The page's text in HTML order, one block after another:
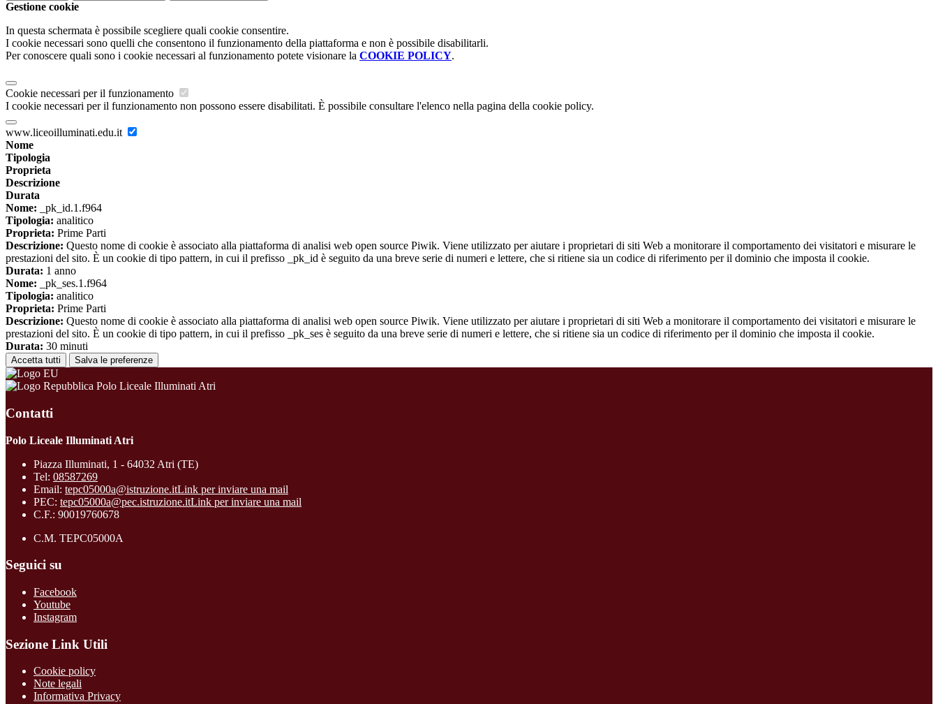
Gestione cookie
In questa schermata è possibile scegliere quali cookie consentire.
I cookie necessari sono quelli che consentono il funzionamento della piattaforma e non è possibile disabilitarli.
Per conoscere quali sono i cookie necessari al funzionamento potete visionare la COOKIE POLICY.
Cookie necessari per il funzionamento
I cookie necessari per il funzionamento non possono essere disabilitati. È possibile consultare l'elenco nella pagina della cookie policy.
www.liceoilluminati.edu.it
Nome
Tipologia
Proprieta
Descrizione
Durata
Nome: _pk_id.1.f964
Tipologia: analitico
Proprieta: Prime Parti
Descrizione: Questo nome di cookie è associato alla piattaforma di analisi web open source Piwik. Viene utilizzato per aiutare i proprietari di siti Web a monitorare il comportamento dei visitatori e misurare le
prestazioni del sito. È un cookie di tipo pattern, in cui il prefisso _pk_id è seguito da una breve serie di numeri e lettere, che si ritiene sia un codice di riferimento per il dominio che imposta il cookie.
Durata: 1 anno
Nome: _pk_ses.1.f964
Tipologia: analitico
Proprieta: Prime Parti
Descrizione: Questo nome di cookie è associato alla piattaforma di analisi web open source Piwik. Viene utilizzato per aiutare i proprietari di siti Web a monitorare il comportamento dei visitatori e misurare le
prestazioni del sito. È un cookie di tipo pattern, in cui il prefisso _pk_ses è seguito da una breve serie di numeri e lettere, che si ritiene sia un codice di riferimento per il dominio che imposta il cookie.
Durata: 30 minuti
Accetta tutti Salva le preferenze
Polo Liceale Illuminati Atri
Contatti
Polo Liceale Illuminati Atri
Piazza Illuminati, 1 - 64032 Atri (TE)
Tel: 08587269
Email: tepc05000a@istruzione.itLink per inviare una mail
PEC: tepc05000a@pec.istruzione.itLink per inviare una mail
C.F.: 90019760678
C.M. TEPC05000A
Seguici su
Facebook
Youtube
Instagram
Sezione Link Utili
Cookie policy
Note legali
Informativa Privacy